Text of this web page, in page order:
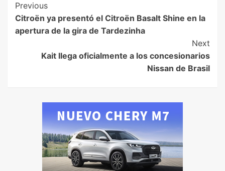
Previous
Citroën ya presentó el Citroën Basalt Shine en la
apertura de la gira de Tardezinha
Next
Kait llega oficialmente a los concesionarios
Nissan de Brasil